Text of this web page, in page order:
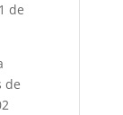
de
de